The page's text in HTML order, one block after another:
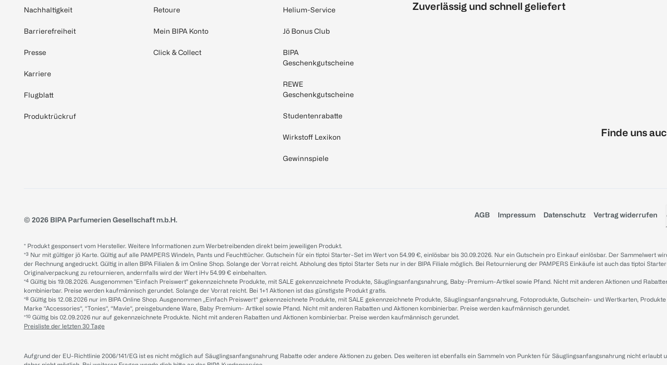
Nachhaltigkeit
Barrierefreiheit
Presse
Karriere
Flugblatt
Produktrückruf
Retoure
Mein BIPA Konto
Click & Collect
Helium-Service
Jö Bonus Club
BIPA
Geschenkgutscheine
REWE
Geschenkgutscheine
Studentenrabatte
Wirkstoff Lexikon
Gewinnspiele
Zuverlässig und schnell geliefert
Finde uns
© 2026 BIPA Parfumerien Gesellschaft m.b.H.
AGB Impressum Datenschutz Vertrag widerrufen
* Produkt gesponsert vom Hersteller. Weitere Informationen zum Werbetreibenden direkt beim jeweiligen Produkt.
*³ Nur mit gültiger jö Karte. Gültig auf alle PAMPERS Windeln, Pants und Feuchttücher. Gutschein für ein tiptoi Starter-Set im Wert von 54.99 €, einlösbar bis 30.09.2026. Nur ein Gutschein pro Einkauf einlösbar. Der Sammelwert
der Rechnung angedruckt. Gültig in allen BIPA Filialen & im Online Shop. Solange der Vorrat reicht. Abholung des tiptoi Starter Sets nur in der BIPA Filiale möglich. Bei Retournierung der PAMPERS Einkäufe ist auch das tiptoi
Originalverpackung zu retournieren, andernfalls wird der Wert iHv 54.99 € einbehalten.
*⁴ Gültig bis 19.08.2026. Ausgenommen "Einfach Preiswert" gekennzeichnete Produkte, mit SALE gekennzeichnete Produkte, Säuglingsanfangsnahrung, Baby-Premium-Artikel sowie Pfand. Nicht mit anderen Aktionen und
kombinierbar. Preise werden kaufmännisch gerundet. Solange der Vorrat reicht. Bei 1+1 Aktionen ist das günstigste Produkt gratis.
*⁸ Gültig bis 12.08.2026 nur im BIPA Online Shop. Ausgenommen „Einfach Preiswert“ gekennzeichnete Produkte, mit SALE gekennzeichnete Produkte, Säuglingsanfangsnahrung, Fotoprodukte, Gutschein- und Wertkarten,
Marke “Accessories“, “Tonies“, “Mavie“, preisgebundene Ware, Baby Premium- Artikel sowie Pfand. Nicht mit anderen Rabatten und Aktionen kombinierbar. Preise werden kaufmännisch gerundet.
*¹⁰ Gültig bis 02.09.2026 nur auf gekennzeichnete Produkte. Nicht mit anderen Rabatten und Aktionen kombinierbar. Preise werden kaufmännisch gerundet.
Preisliste der letzten 30 Tage
Aufgrund der EU-Richtlinie 2006/141/EG ist es nicht möglich auf Säuglingsanfangsnahrung Rabatte oder andere Aktionen zu geben. Des weiteren ist ebenfalls ein Sammeln von Punkten für Säuglingsanfangsnahrung nicht erlaubt